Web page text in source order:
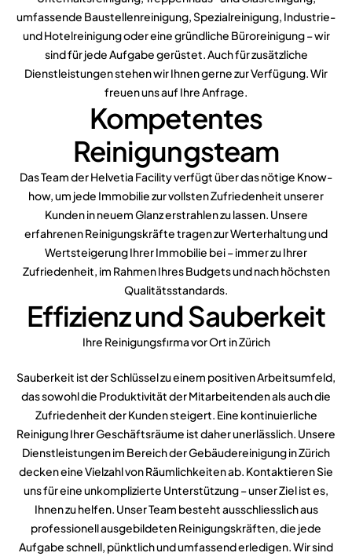
umfassende Baustellenreinigung, Spezialreinigung, Industrie-
und Hotelreinigung oder eine gründliche Büroreinigung – wir
sind für jede Aufgabe gerüstet. Auch für zusätzliche
Dienstleistungen stehen wir Ihnen gerne zur Verfügung. Wir
freuen uns auf Ihre Anfrage.
Kompetentes
Reinigungsteam
Das Team der Helvetia Facility verfügt über das nötige Know-
how, um jede Immobilie zur vollsten Zufriedenheit unserer
Kunden in neuem Glanz erstrahlen zu lassen. Unsere
erfahrenen Reinigungskräfte tragen zur Werterhaltung und
Wertsteigerung Ihrer Immobilie bei – immer zu Ihrer
Zufriedenheit, im Rahmen Ihres Budgets und nach höchsten
Qualitätsstandards.
Effizienz und Sauberkeit
Ihre Reinigungsfırma vor Ort in Zürich
Sauberkeit ist der Schlüssel zu einem positiven Arbeitsumfeld,
das sowohl die Produktivität der Mitarbeitenden als auch die
Zufriedenheit der Kunden steigert. Eine kontinuierliche
Reinigung Ihrer Geschäftsräume ist daher unerlässlich. Unsere
Dienstleistungen im Bereich der Gebäudereinigung in Zürich
decken eine Vielzahl von Räumlichkeiten ab. Kontaktieren Sie
uns für eine unkomplizierte Unterstützung – unser Ziel ist es,
Ihnen zu helfen. Unser Team besteht ausschliesslich aus
professionell ausgebildeten Reinigungskräften, die jede
Aufgabe schnell, pünktlich und umfassend erledigen. Wir sind